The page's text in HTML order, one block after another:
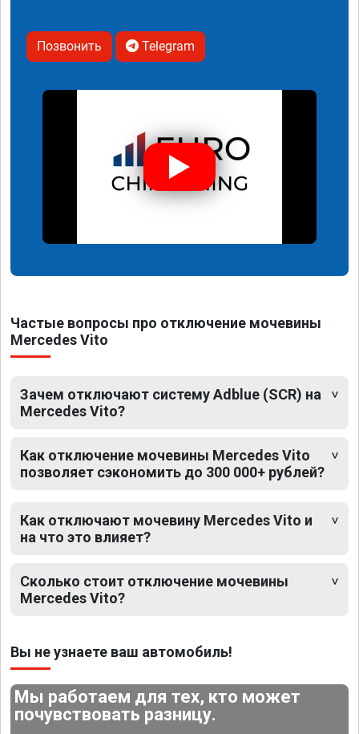
Позвонить Telegram
Частые вопросы про отключение мочевины
Mercedes Vito
Зачем отключают систему Adblue (SCR) на
Mercedes Vito?
Как отключение мочевины Mercedes Vito
позволяет сэкономить до 300 000+ рублей?
Как отключают мочевину Mercedes Vito и
на что это влияет?
Сколько стоит отключение мочевины
Mercedes Vito?
Вы не узнаете ваш автомобиль!
Мы работаем для тех, кто может
почувствовать разницу.